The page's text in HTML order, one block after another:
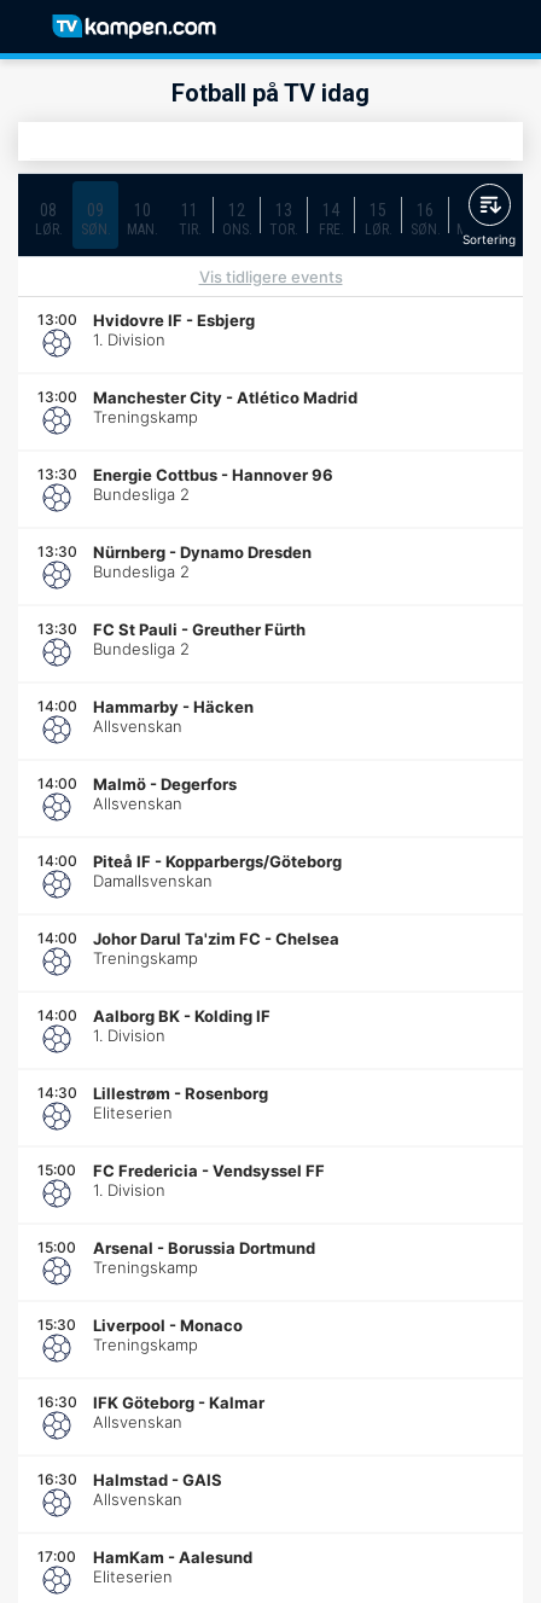
Fotball på TV idag
08
LØR.
09
SØN.
10
MAN.
11
TIR.
12
ONS.
13
TOR.
14
FRE.
15
LØR.
16
SØN.
17
MAN.
Sortering
Vis tidligere events
13:00 Hvidovre IF -Esbjerg
1. Division
13:00 Manchester City -Atlético Madrid
Treningskamp
13:30 Energie Cottbus -Hannover 96
Bundesliga 2
13:30 Nürnberg -Dynamo Dresden
Bundesliga 2
13:30 FC St Pauli -Greuther Fürth
Bundesliga 2
14:00 Hammarby -Häcken
Allsvenskan
14:00 Malmö -Degerfors
Allsvenskan
14:00 Piteå IF -Kopparbergs/Göteborg
Damallsvenskan
14:00 Johor Darul Ta'zim FC -Chelsea
Treningskamp
14:00 Aalborg BK -Kolding IF
1. Division
14:30 Lillestrøm -Rosenborg
Eliteserien
15:00 FC Fredericia -Vendsyssel FF
1. Division
15:00 Arsenal -Borussia Dortmund
Treningskamp
15:30 Liverpool -Monaco
Treningskamp
16:30 IFK Göteborg -Kalmar
Allsvenskan
16:30 Halmstad -GAIS
Allsvenskan
17:00 HamKam -Aalesund
Eliteserien